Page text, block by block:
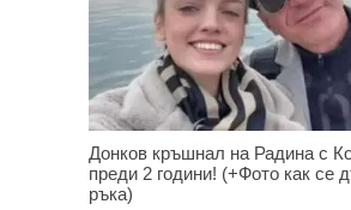
Донков кръшнал на Радина с
преди 2 години! (+Фото как се
ръка)